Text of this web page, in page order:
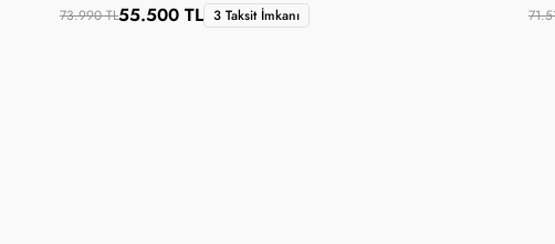
73.990 TL55.500 TL 3 Taksit İmkanı